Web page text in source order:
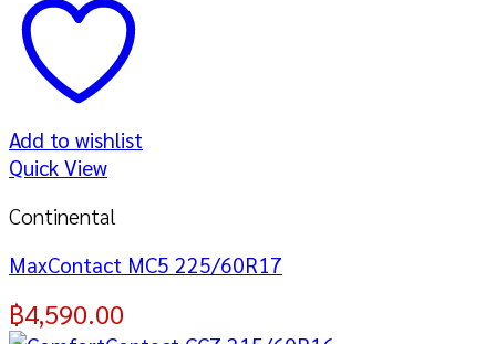
Add to wishlist
Quick View
Continental
MaxContact MC5 225/60R17
฿4,590.00